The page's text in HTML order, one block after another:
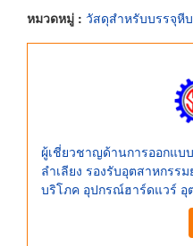
หมวดหมู่ : วัสดุสำหรับบรรจุหี
ผู้เชี่ยวชาญด้านการออกแบ
ลำเลียง รองรับอุตสาหกร
บริโภค อุปกรณ์ฮาร์ดแวร์ อุ